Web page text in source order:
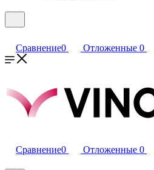
Сравнение0 Отложенные 0
Сравнение0 Отложенные 0